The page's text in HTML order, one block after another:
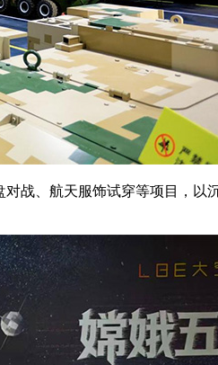
战、航天服饰试穿等项目，以